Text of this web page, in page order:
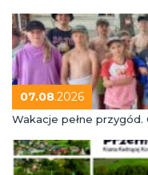
07.08.2026
Wakacje pełne przygód.